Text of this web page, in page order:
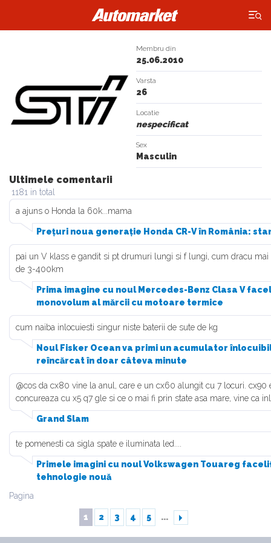
×
Membru din
25.06.2010
Varsta
26
Locatie
nespecificat
Sex
Masculin
Ultimele comentarii
1181 in total
a ajuns o Honda la 60k...mama
Prețuri noua generație Honda CR-V în România:
pai un V klass e gandit si pt drumuri lungi si f lungi, cum dracu mai
de 3-400km
Prima imagine cu noul Mercedes-Benz Clasa V
monovolum al mărcii cu motoare termice
cum naiba inlocuiesti singur niste baterii de sute de kg
Noul Fisker Ocean va primi un acumulator
reîncărcat în doar câteva minute
@cos da cx80 vine la anul, care e un cx60 alungit cu 7 locuri. cx90
concureaza cu x5 q7 gle si ce o mai fi prin state asa mare, vine ca
Grand Slam
te pomenesti ca sigla spate e iluminata led....
Primele imagini cu noul Volkswagen Touareg
tehnologie nouă
Pagina
1 2 3 4 5 ...